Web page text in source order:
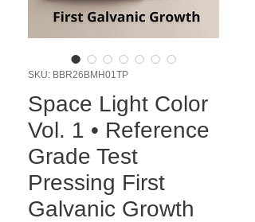
SKU: BBR26BMH01TP
Space Light Color
Vol. 1 • Reference
Grade Test
Pressing First
Galvanic Growth